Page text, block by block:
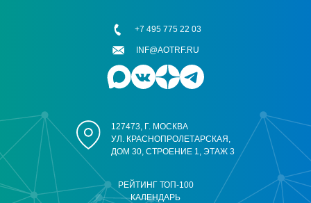
РЕЙТИНГ ТОП-100
КАЛЕНДАРЬ
127473, Г. МОСКВА
УЛ. КРАСНОПРОЛЕТАРСКАЯ,
ДОМ 30, СТРОЕНИЕ 1, ЭТАЖ 3
+7 495 775 22 03
INF@AOTRF.RU